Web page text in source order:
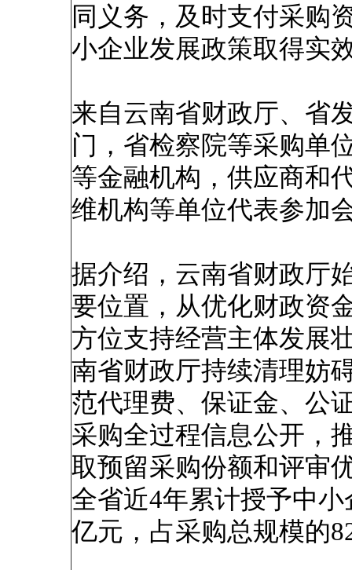
同义务，及时支付采购
小企业发展政策取得实
来自云南省财政厅、省
门，省检察院等采购单
等金融机构，供应商和
维机构等单位代表参加
据介绍，云南省财政厅
要位置，从优化财政资
方位支持经营主体发展
南省财政厅持续清理妨
范代理费、保证金、公
采购全过程信息公开，
取预留采购份额和评审
全省近4年累计授予中
亿元，占采购总规模的